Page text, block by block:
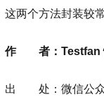
这两个方法封装较
作 者：Testfan
出 处：微信公众